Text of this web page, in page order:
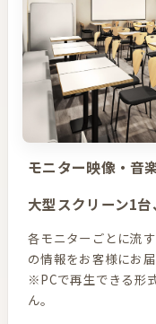
モニター映像・音
大型スクリーン1
各モニターごとに流
の情報をお客様にお
※PCで再生できる形
ん。